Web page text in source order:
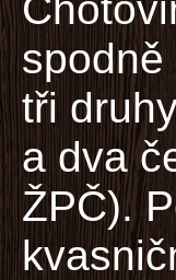
tři
a dva
ŽPČ).